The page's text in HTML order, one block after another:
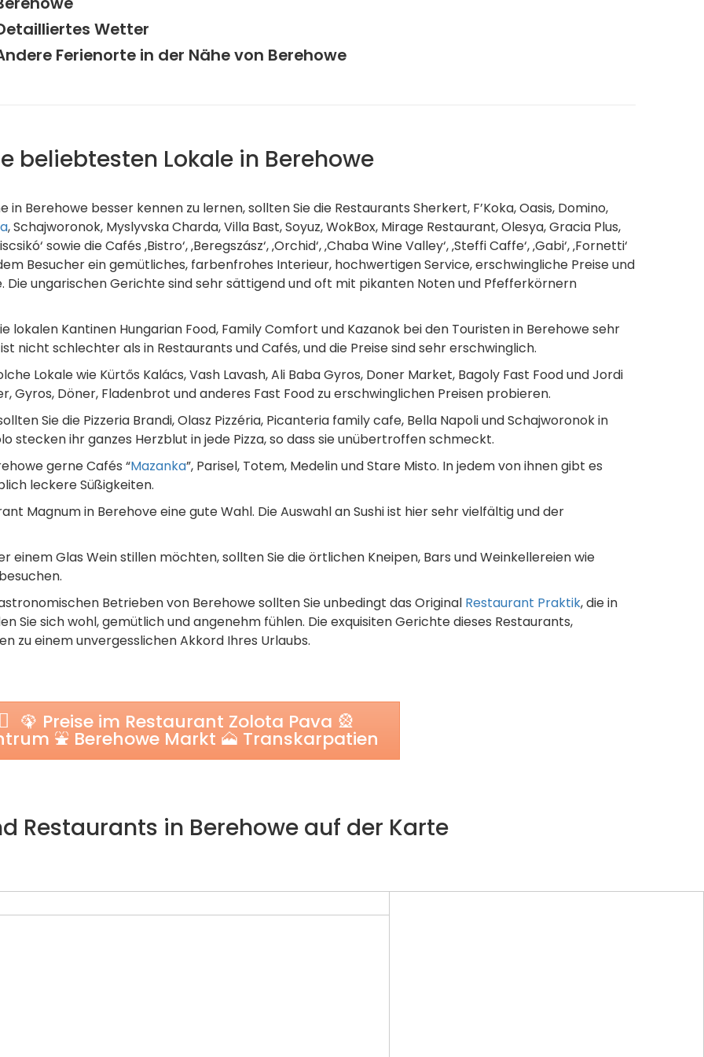
Wetter
Ferienorte in der Nähe von Berehowe
beliebtesten Lokale in Berehowe
Berehowe besser kennen zu lernen, sollten Sie die Restaurants Sherkert, F’Koka, Oasis, Domino,
, Schajworonok, Myslyvska Charda, Villa Bast, Soyuz, WokBox, Mirage Restaurant, Olesya, Gracia Plus,
sowie die Cafés ‚Bistro‘, ‚Beregszász‘, ‚Orchid‘, ‚Chaba Wine Valley‘, ‚Steffi Caffe‘, ‚Gabi‘, ‚Fornetti‘
Besucher ein gemütliches, farbenfrohes Interieur, hochwertigen Service, erschwingliche Preise und
ungarischen Gerichte sind sehr sättigend und oft mit pikanten Noten und Pfefferkörnern
lokalen Kantinen Hungarian Food, Family Comfort und Kazanok bei den Touristen in Berehowe sehr
nicht schlechter als in Restaurants und Cafés, und die Preise sind sehr erschwinglich.
Lokale wie Kürtős Kalács, Vash Lavash, Ali Baba Gyros, Doner Market, Bagoly Fast Food und Jordi
Gyros, Döner, Fladenbrot und anderes Fast Food zu erschwinglichen Preisen probieren.
Sie die Pizzeria Brandi, Olasz Pizzéria, Picanteria family cafe, Bella Napoli und Schajworonok in
stecken ihr ganzes Herzblut in jede Pizza, so dass sie unübertroffen schmeckt.
gerne Cafés “Mazanka”, Parisel, Totem, Medelin und Stare Misto. In jedem von ihnen gibt es
leckere Süßigkeiten.
Magnum in Berehove eine gute Wahl. Die Auswahl an Sushi ist hier sehr vielfältig und der
einem Glas Wein stillen möchten, sollten Sie die örtlichen Kneipen, Bars und Weinkellereien wie
Betrieben von Berehowe sollten Sie unbedingt das Original Restaurant Praktik, die in
Sie sich wohl, gemütlich und angenehm fühlen. Die exquisiten Gerichte dieses Restaurants,
zu einem unvergesslichen Akkord Ihres Urlaubs.
🦚 Preise im Restaurant Zolota Pava 🎡
⛲ Berehowe Markt 🗻 Transkarpatien
Restaurants in Berehowe auf der Karte